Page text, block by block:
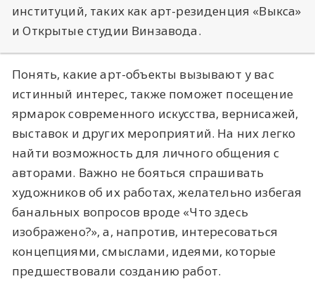
институций, таких как арт-резиденция «Выкса»
и Открытые студии Винзавода.
Понять, какие арт-объекты вызывают у вас
истинный интерес, также поможет посещение
ярмарок современного искусства, вернисажей,
выставок и других мероприятий. На них легко
найти возможность для личного общения с
авторами. Важно не бояться спрашивать
художников об их работах, желательно избегая
банальных вопросов вроде «Что здесь
изображено?», а, напротив, интересоваться
концепциями, смыслами, идеями, которые
предшествовали созданию работ.